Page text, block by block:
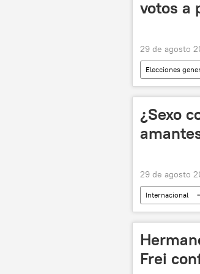
votos a
29 de agosto
Elecciones
Alberto
¿Sexo
29 de agosto
Internacional
ecología
Frei